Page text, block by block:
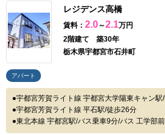
レジデンス高橋
賃料： 2.0～2.1万円
2階建て 築30年
栃木県宇都宮市石井町
アパート
宇都宮芳賀ライト線 宇都宮大学陽東キャン駅
宇都宮芳賀ライト線 平石駅/徒歩26分
東北本線 宇都宮駅/バス乗車9分/バス 工学部